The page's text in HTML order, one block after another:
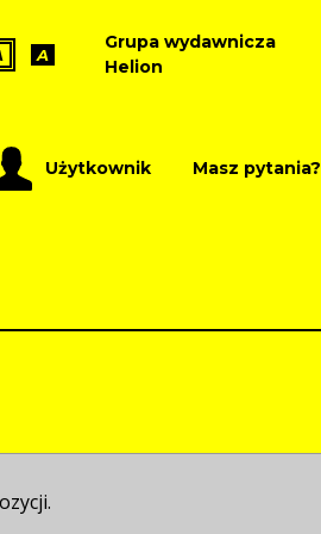
A
Grupa wydawnicza
Helion
Użytkownik Masz pytania?